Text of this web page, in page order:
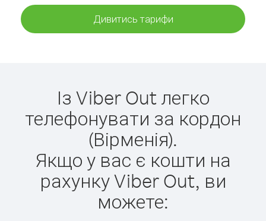
Дивитись тарифи
Із Viber Out легко
телефонувати за кордон
(Вірменія).
Якщо у вас є кошти на
рахунку Viber Out, ви
можете: